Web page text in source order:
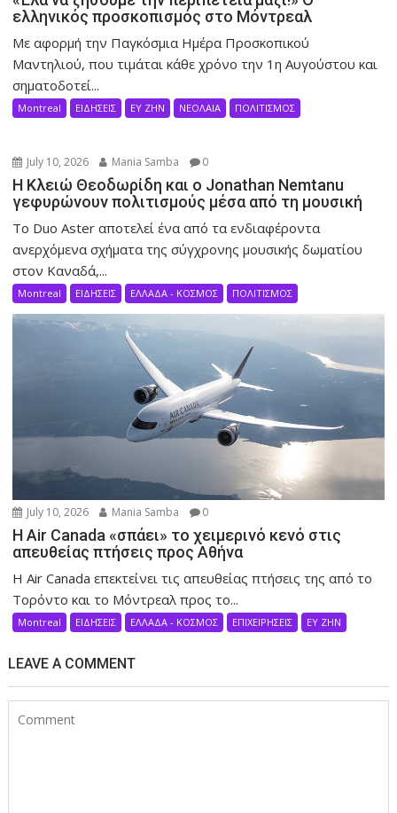
ελληνικός προσκοπισμός στο Μόντρεαλ
Με αφορμή την Παγκόσμια Ημέρα Προσκοπικού
Μαντηλιού, που τιμάται κάθε χρόνο την 1η Αυγούστου και
σηματοδοτεί...
Montreal ΕΙΔΗΣΕΙΣ ΕΥ ΖΗΝ ΝΕΟΛΑΙΑ ΠΟΛΙΤΙΣΜΟΣ
July 10, 2026 Mania Samba 0
Η Κλειώ Θεοδωρίδη και ο Jonathan Nemtanu
γεφυρώνουν πολιτισμούς μέσα από τη μουσική
Το Duo Aster αποτελεί ένα από τα ενδιαφέροντα
ανερχόμενα σχήματα της σύγχρονης μουσικής δωματίου
στον Καναδά,...
Montreal ΕΙΔΗΣΕΙΣ ΕΛΛΑΔΑ - ΚΟΣΜΟΣ ΠΟΛΙΤΙΣΜΟΣ
July 10, 2026 Mania Samba 0
Η Air Canada «σπάει» το χειμερινό κενό στις
απευθείας πτήσεις προς Αθήνα
Η Air Canada επεκτείνει τις απευθείας πτήσεις της από το
Τορόντο και το Μόντρεαλ προς το...
Montreal ΕΙΔΗΣΕΙΣ ΕΛΛΑΔΑ - ΚΟΣΜΟΣ ΕΠΙΧΕΙΡΗΣΕΙΣ ΕΥ ΖΗΝ
LEAVE A COMMENT